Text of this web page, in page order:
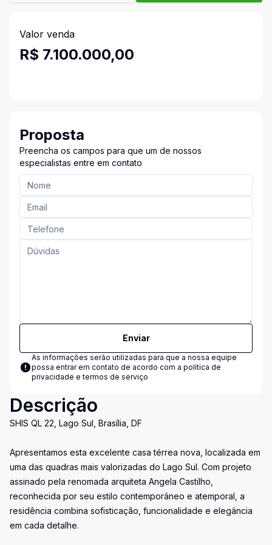
Valor venda
R$ 7.100.000,00
Proposta
Preencha os campos para que um de nossos
especialistas entre em contato
Enviar
As informações serão utilizadas para que a nossa equipe
possa entrar em contato de acordo com a política de
privacidade e termos de serviço
Descrição
SHIS QL 22, Lago Sul, Brasília, DF
Apresentamos esta excelente casa térrea nova, localizada em
uma das quadras mais valorizadas do Lago Sul. Com projeto
assinado pela renomada arquiteta Angela Castilho,
reconhecida por seu estilo contemporâneo e atemporal, a
residência combina sofisticação, funcionalidade e elegância
em cada detalhe.